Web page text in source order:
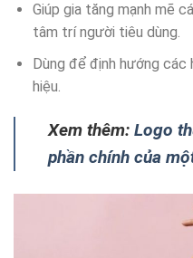
Giúp gia tăng mạnh mẽ
tâm trí người tiêu dùng.
Dùng để định hướng
hiệu.
Xem thêm: Logo
phần chính của